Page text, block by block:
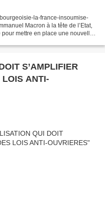
la-france-insoumise-
Macron à la tête de l’Etat,
mettre en place une nouvelle
S’AMPLIFIER
LOIS ANTI-